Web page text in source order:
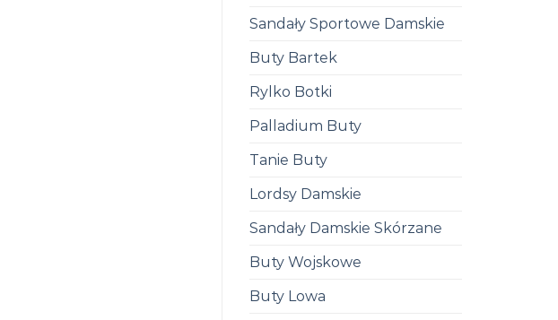
Sandały Sportowe Damskie
Buty Bartek
Rylko Botki
Palladium Buty
Tanie Buty
Lordsy Damskie
Sandały Damskie Skórzane
Buty Wojskowe
Buty Lowa